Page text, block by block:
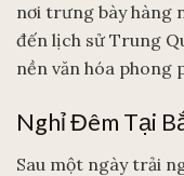
nơi trưng bày hàng
đến lịch sử Trung
nền văn hóa phong
Nghỉ Đêm Tại
Sau một ngày trải